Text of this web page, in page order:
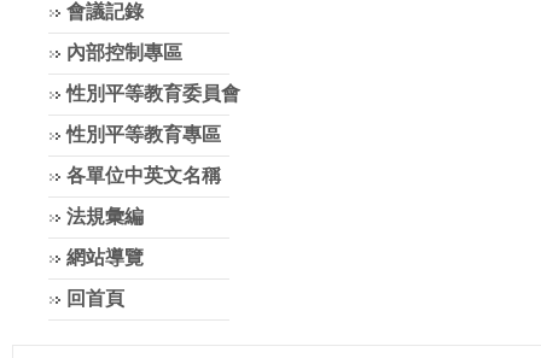
會議記錄
內部控制專區
性別平等教育委員會
性別平等教育專區
各單位中英文名稱
法規彙編
網站導覽
回首頁